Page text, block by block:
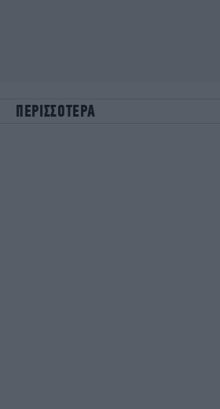
ΠΕΡΙΣΣΟΤΕΡΑ